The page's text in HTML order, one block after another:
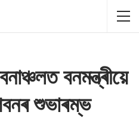
বনমন্ত্ৰীয়ে
শুভাৰম্ভ